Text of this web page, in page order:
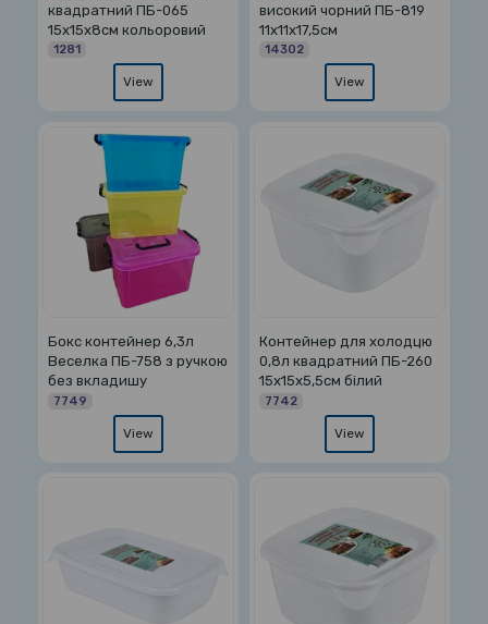
квадратний ПБ-065
15х15х8см кольоровий
1281
View
високий чорний ПБ-819
11х11х17,5см
14302
View
Бокс контейнер 6,3л
Веселка ПБ-758 з ручкою
без вкладишу
7749
View
Контейнер для холодцю
0,8л квадратний ПБ-260
15х15х5,5см білий
7742
View